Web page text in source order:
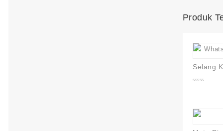
Produk